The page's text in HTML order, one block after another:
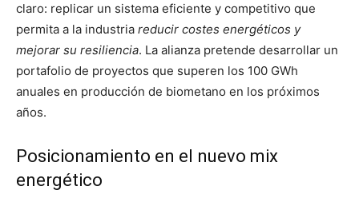
claro: replicar un sistema eficiente y competitivo que
permita a la industria reducir costes energéticos y
mejorar su resiliencia. La alianza pretende desarrollar un
portafolio de proyectos que superen los 100 GWh
anuales en producción de biometano en los próximos
años.
Posicionamiento en el nuevo mix
energético